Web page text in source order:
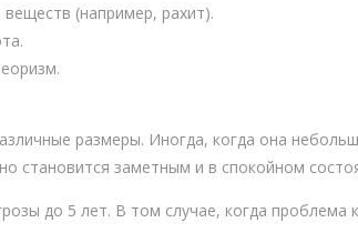
(например, рахит).
размеры. Иногда, когда она
становится заметным и в спокойном
до 5 лет. В том случае, когда проблема